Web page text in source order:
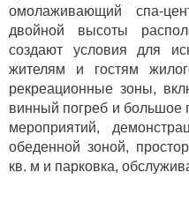
омолаживающий спа-
двойной высоты
создают условия для
жителям и гостям
рекреационные зоны,
винный погреб и большое
мероприятий,
обеденной зоной,
кв. м и парковка,